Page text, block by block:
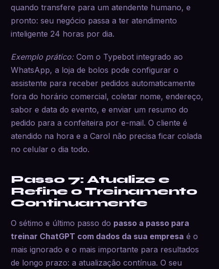
quando transfere para um atendente humano, e
pronto: seu negócio passa a ter atendimento
inteligente 24 horas por dia.
Exemplo prático:Com o Typebot integrado ao
WhatsApp, a loja de bolos pode configurar o
assistente para receber pedidos automaticamente
fora do horário comercial, coletar nome, endereço,
sabor e data do evento, e enviar um resumo do
pedido para a confeiteira por e-mail. O cliente é
atendido na hora e a Carol não precisa ficar colada
no celular o dia todo.
Passo 7: Atualize e
Refine o Treinamento
Continuamente
O sétimo e último passo do passo a passo para
treinar ChatGPT com dados da sua empresa é o
mais ignorado e o mais importante para resultados
de longo prazo: a atualização contínua. O seu